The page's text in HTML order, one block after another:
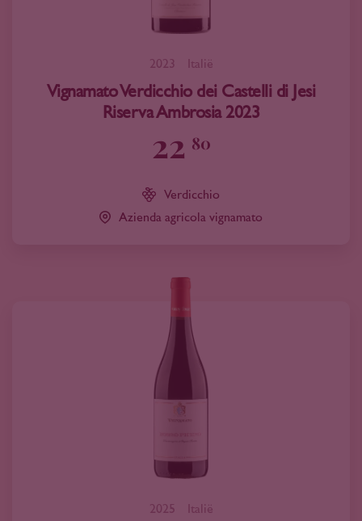
2023 Italië
Vignamato Verdicchio dei Castelli di Jesi
Riserva Ambrosia 2023
22 80
Verdicchio
Azienda agricola vignamato
2025 Italië